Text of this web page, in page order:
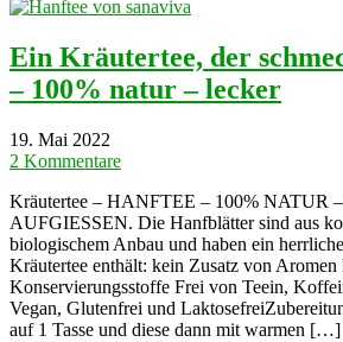
Ein Kräutertee, der
– 100% natur – lecker
19. Mai 2022
2 Kommentare
Kräutertee – HANFTEE – 100% NATUR
AUFGIESSEN. Die Hanfblätter sind aus
biologischem Anbau und haben ein
Kräutertee enthält: kein Zusatz von Aromen
Konservierungsstoffe Frei von Teein,
Vegan, Glutenfrei und
auf 1 Tasse und diese dann mit warmen […]